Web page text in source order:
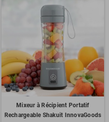
Mixeur à Récipient Portatif
Rechargeable Shakuit InnovaGoods